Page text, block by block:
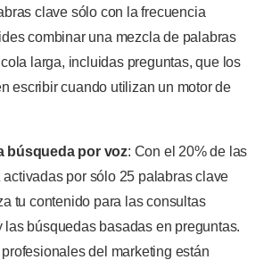
clave sólo con la frecuencia
combinar una mezcla de palabras
larga, incluidas preguntas, que los
escribir cuando utilizan un motor de
búsqueda por voz: Con el 20% de las
activadas por sólo 25 palabras clave
tu contenido para las consultas
búsquedas basadas en preguntas.
del marketing están